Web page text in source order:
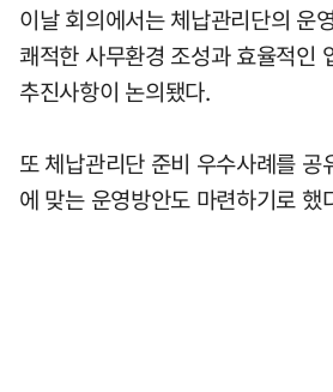
이날 회의에서는 체납관리단의 운
쾌적한 사무환경 조성과 효율적인
추진사항이 논의됐다.
또 체납관리단 준비 우수사례를 공
에 맞는 운영방안도 마련하기로 했